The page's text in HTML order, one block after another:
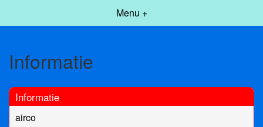
Menu +
Informatie
Informatie
airco